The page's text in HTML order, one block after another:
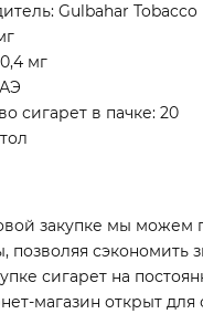
Gulbahar Tobacco
мг
сигарет в пачке: 20
закупке мы можем
позволяя сэкономить
сигарет на
магазин открыт для